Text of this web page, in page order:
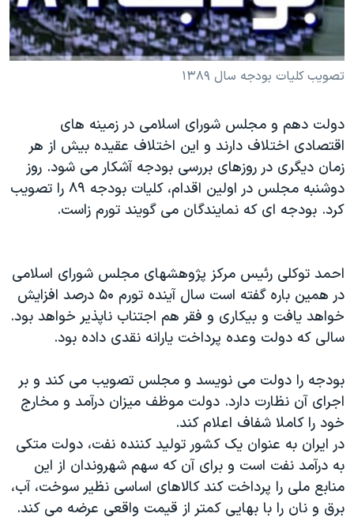
فرهنگ و زندگی
حقوق شهروندی
اقتصادی
اسرائیل در جنگ
گالری عکس
آرشیو پخش زنده
مستندها
انتخابات ریاست جمهوری آمریکا ۲۰۲۴
حمله جمهوری اسلامی به اسرائیل
ورزش زنان در ایران
اعتراضات زن، زندگی، آزادی
مجموعه مستندهای دادخواهی
تریبونال مردمی آبان ۹۸
چهل سال گروگان‌گیری
قانون شفافیت دارائی کادر رهبری ایران
اعتراضات مردمی آبان ۹۸
نرگس محمدی برنده جایزه نوبل صلح
همایش محافظه‌کاران آمریکا «سی‌پک»
صفحه‌های ویژه
سفر پرزیدنت ترامپ به چین
دنبال کنید
زبانهای مختلف
تصویب کلیات بودجه سال ۱۳۸۹
دولت دهم و مجلس شورای اسلامی در زمینه های
اقتصادی اختلاف دارند و این اختلاف عقیده بیش از هر
زمان دیگری در روزهای بررسی بودجه آشکار می شود. روز
دوشنبه مجلس در اولین اقدام، کلیات بودجه ۸۹ را تصویب
کرد. بودجه ای که نمایندگان می گویند تورم زاست.
احمد توکلی رئیس مرکز پژوهشهای مجلس شورای اسلامی
در همین باره گفته است سال آینده تورم ۵۰ درصد افزایش
خواهد یافت و بیکاری و فقر هم اجتناب ناپذیر خواهد بود.
سالی که دولت وعده پرداخت یارانه نقدی داده بود.
بودجه را دولت می نویسد و مجلس تصویب می کند و بر
اجرای آن نظارت دارد. دولت موظف میزان درآمد و مخارج
خود را کاملا شفاف اعلام کند.
در ایران به عنوان یک کشور تولید کننده نفت، دولت متکی
به درآمد نفت است و برای آن که سهم شهروندان از این
منابع ملی را پرداخت کند کالاهای اساسی نظیر سوخت، آب،
برق و نان را با بهایی کمتر از قیمت واقعی عرضه می کند.